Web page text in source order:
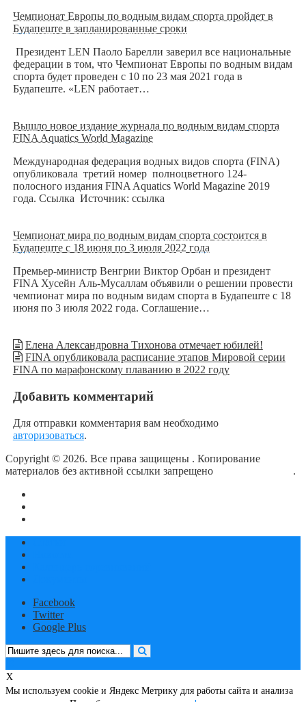
Чемпионат Европы по водным видам спорта пройдет в
Будапеште в запланированные сроки
Президент LEN Паоло Барелли заверил все национальные
федерации в том, что Чемпионат Европы по водным видам
спорта будет проведен с 10 по 23 мая 2021 года в
Будапеште. «LEN работает…
Вышло новое издание журнала по водным видам спорта
FINA Aquatics World Magazine
Международная федерация водных видов спорта (FINA)
опубликовала третий номер полноцветного 124-
полосного издания FINA Aquatics World Magazine 2019
года. Ссылка Источник: ссылка
Чемпионат мира по водным видам спорта состоится в
Будапеште с 18 июня по 3 июля 2022 года
Премьер-министр Венгрии Виктор Орбан и президент
FINA Хусейн Аль-Мусаллам объявили о решении провести
чемпионат мира по водным видам спорта в Будапеште с 18
июня по 3 июля 2022 года. Соглашение…
Елена Александровна Тихонова отмечает юбилей!
FINA опубликовала расписание этапов Мировой серии
FINA по марафонскому плаванию в 2022 году
Добавить комментарий
Для отправки комментария вам необходимо
авторизоваться.
Copyright © 2026. Все права защищены . Копирование
материалов без активной ссылки запрещено
.
Facebook
Twitter
Google Plus
X
Мы используем cookie и Яндекс Метрику для работы сайта и анализа